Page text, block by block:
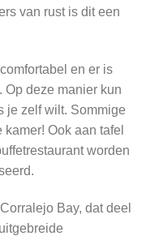
van rust is dit een
en er is
Op deze manier kun
je zelf wilt. Sommige
Ook aan tafel
worden
Bay, dat deel